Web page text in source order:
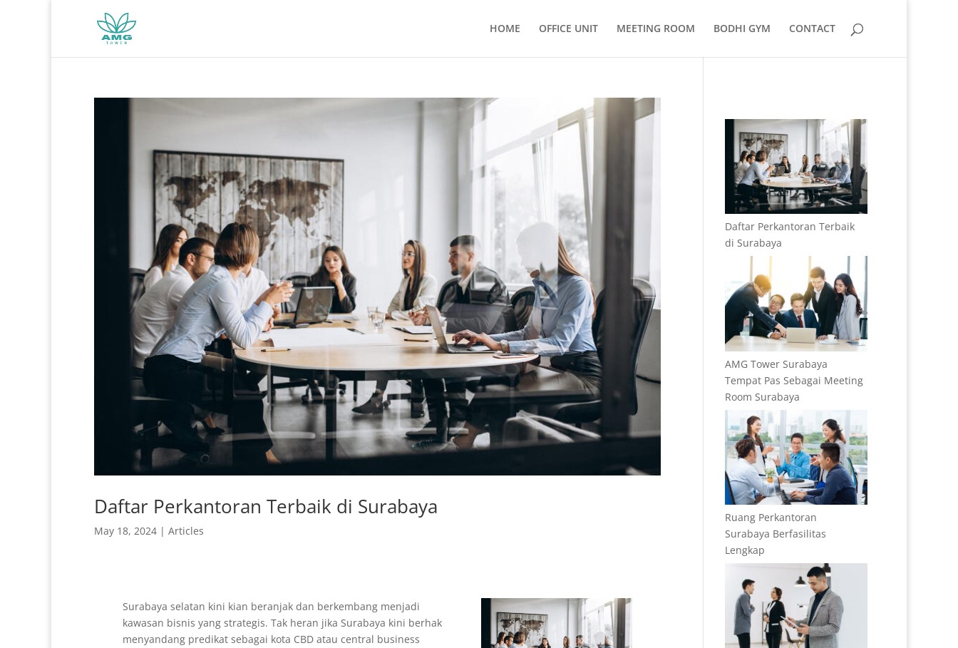
HOME OFFICE UNIT MEETING ROOM BODHI GYM CONTACT
Daftar Perkantoran Terbaik di Surabaya
May 18, 2024 | Articles
Surabaya selatan kini kian beranjak dan berkembang menjadi
kawasan bisnis yang strategis. Tak heran jika Surabaya kini berhak
menyandang predikat sebagai kota CBD atau central business
Daftar Perkantoran Terbaik
di Surabaya
AMG Tower Surabaya
Tempat Pas Sebagai Meeting
Room Surabaya
Ruang Perkantoran
Surabaya Berfasilitas
Lengkap